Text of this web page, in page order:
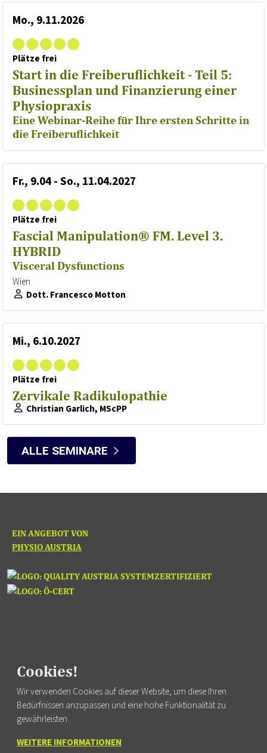
Cookies!
Wir verwenden Cookies auf dieser Website, um diese Ihren
Bedürfnissen anzupassen und eine hohe Funktionalität zu
gewährleisten.
WEITERE INFORMATIONEN
Mo., 9.11.2026
Plätze frei
Start in die Freiberuflichkeit - Teil 5:
Businessplan und Finanzierung einer
Physiopraxis
Eine Webinar-Reihe für Ihre ersten Schritte in
die Freiberuflichkeit
Fr., 9.04 - So., 11.04.2027
Plätze frei
Fascial Manipulation® FM. Level 3.
HYBRID
Visceral Dysfunctions
Wien
Dott. Francesco Motton
Mi., 6.10.2027
Plätze frei
Zervikale Radikulopathie
Christian Garlich, MScPP
ALLE SEMINARE
EIN ANGEBOT VON
PHYSIO AUSTRIA
Fortbildung finden